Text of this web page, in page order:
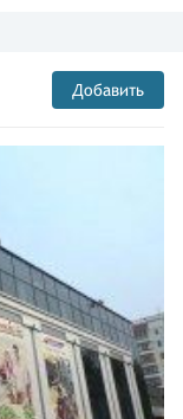
Добавить